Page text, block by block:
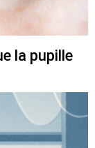
la pupille